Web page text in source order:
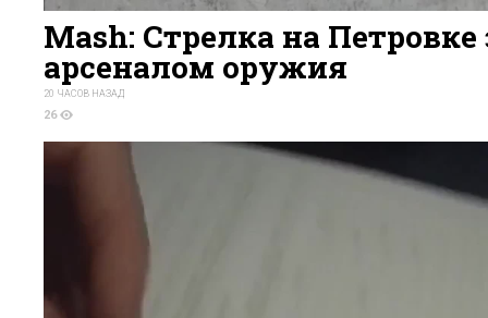
Mash: Стрелка на
арсеналом оружия
20 ЧАСОВ НАЗАД
26